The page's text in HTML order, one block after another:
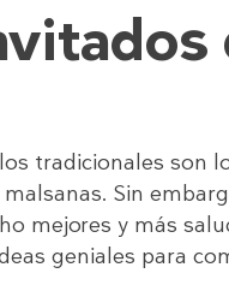
tradicionales son
Sin
mejores y más
geniales para